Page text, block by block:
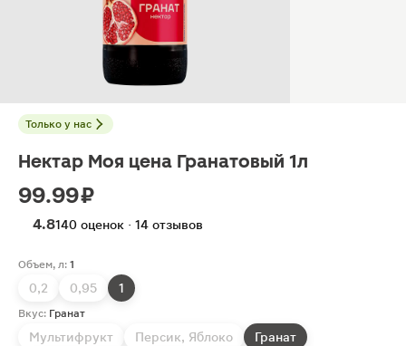
Только у нас
Нектар Моя цена Гранатовый 1л
99.99 ₽
4.8140 оценок · 14 отзывов
Объем, л: 1
0,2 0,95 1
Вкус: Гранат
Мультифрукт Персик, Яблоко
Гранат